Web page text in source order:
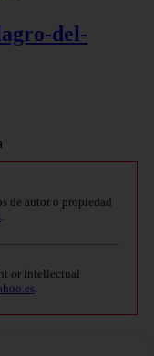
del-
de autor o propiedad
or intellectual